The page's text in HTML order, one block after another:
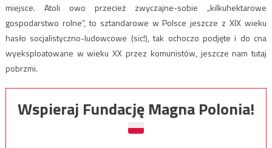
miejsce. Atoli owo przecież zwyczajne-sobie „kilkuhektarowe
gospodarstwo rolne”, to sztandarowe w Polsce jeszcze z XIX wieku
hasło socjalistyczno-ludowcowe (sic!), tak ochoczo podjęte i do cna
wyeksploatowane w wieku XX przez komunistów, jeszcze nam tutaj
pobrzmi.
Wspieraj Fundację Magna Polonia!